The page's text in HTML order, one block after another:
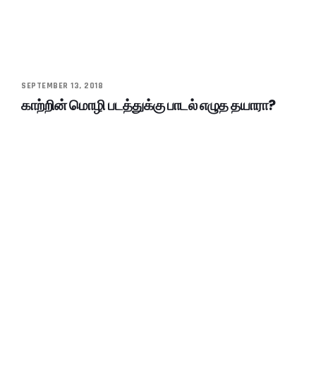
SEPTEMBER 13, 2018
காற்றின் மொழி படத்துக்கு பாடல் எழுத தயாரா?